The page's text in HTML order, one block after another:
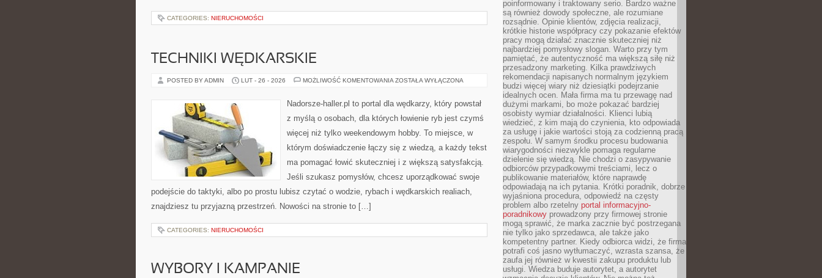
CATEGORIES: NIERUCHOMOŚCI
TECHNIKI WĘDKARSKIE
POSTED BY ADMIN LUT - 26 - 2026 MOŻLIWOŚĆ KOMENTOWANIA TECHNIKI
ZOSTAŁA WYŁĄCZONA
Nadorsze-haller.pl to portal dla wędkarzy, który powstał
z myślą o osobach, dla których łowienie ryb jest czymś
więcej niż tylko weekendowym hobby. To miejsce, w
którym doświadczenie łączy się z wiedzą, a każdy tekst
ma pomagać łowić skuteczniej i z większą satysfakcją.
Jeśli szukasz pomysłów, chcesz uporządkować swoje
podejście do taktyki, albo po prostu lubisz czytać o wodzie, rybach i wędkarskich realiach,
znajdziesz tu przyjazną przestrzeń. Nowości na stronie to […]
CATEGORIES: NIERUCHOMOŚCI
WYBORY I KAMPANIE
poinformowany i traktowany serio. Bardzo ważne
są również dowody społeczne, ale rozumiane
rozsądnie. Opinie klientów, zdjęcia realizacji,
krótkie historie współpracy czy pokazanie efektów
pracy mogą działać znacznie skuteczniej niż
najbardziej pomysłowy slogan. Warto przy tym
pamiętać, że autentyczność ma większą siłę niż
przesadzony marketing. Kilka prawdziwych
rekomendacji napisanych normalnym językiem
budzi więcej wiary niż dziesiątki podejrzanie
idealnych ocen. Mała firma ma tu przewagę nad
dużymi markami, bo może pokazać bardziej
osobisty wymiar działalności. Klienci lubią
wiedzieć, z kim mają do czynienia, kto odpowiada
za usługę i jakie wartości stoją za codzienną pracą
zespołu. W samym środku procesu budowania
wiarygodności niezwykle pomaga regularne
dzielenie się wiedzą. Nie chodzi o zasypywanie
odbiorców przypadkowymi treściami, lecz o
publikowanie materiałów, które naprawdę
odpowiadają na ich pytania. Krótki poradnik, dobrze
wyjaśniona procedura, odpowiedź na częsty
problem albo rzetelny portal informacyjno-
poradnikowy prowadzony przy firmowej stronie
mogą sprawić, że marka zacznie być postrzegana
nie tylko jako sprzedawca, ale także jako
kompetentny partner. Kiedy odbiorca widzi, że firma
potrafi coś jasno wytłumaczyć, wzrasta szansa, że
zaufa jej również w kwestii zakupu produktu lub
usługi. Wiedza buduje autorytet, a autorytet